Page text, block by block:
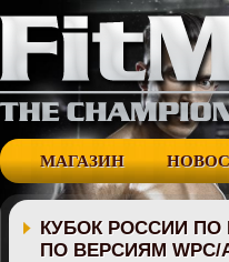
МАГАЗИН
КУБОК РОССИИ
ПО ВЕРСИЯМ WPC/